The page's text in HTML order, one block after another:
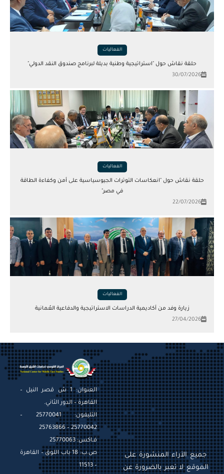
الفعاليات
حلقة نقاش حول "استراتيجية وطنية بديلة لبرنامج صندوق النقد الدولي"
30/07/2026
الفعاليات
حلقة نقاش حول "انعكاسات التوترات الجيوسياسية على أمن وكفاءة الطاقة
في مصر"
22/07/2026
الفعاليات
زيارة وفد من أكاديمية الدراسات الاستراتيجية والدفاعية العُمانية
27/04/2026
العنوان: 1 ش قصر النيل –
القاهرة – الدور الثاني.
التليفون: 25770041 –
25770042 – 25763866
فـاكس: 25770063
ص.ب: 18 باب اللوق – القاهرة
– 11513
جميع الآراء المنشورة على
الموقع لا تعبر بالضرورة عن